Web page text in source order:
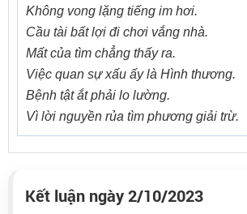
Không vong lặng tiếng im hơi.
Cầu tài bất lợi đi chơi vắng nhà.
Mất của tìm chẳng thấy ra.
Việc quan sự xấu ấy là Hình thương.
Bệnh tật ắt phải lo lường.
Vì lời nguyền rủa tìm phương giải trừ.
Kết luận ngày 2/10/2023